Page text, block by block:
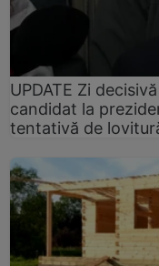
UPDATE Zi
candidat la
tentativă de